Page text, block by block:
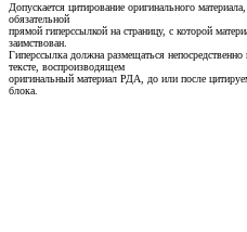
Допускается цитирование оригинального
обязательной
прямой гиперссылкой на страницу, с которой
заимствован.
Гиперссылка должна размещаться непосредственно
тексте, воспроизводящем
оригинальный материал РДА, до или после
блока.